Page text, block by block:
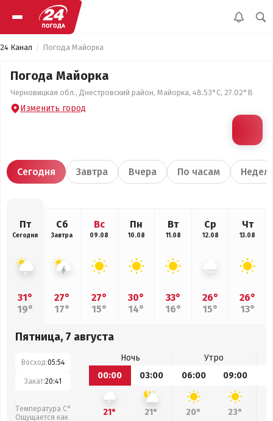
24 Канал Погода Майорка
Погода Майорка
Черновицкая обл., Днестровский район, Майорка, 48.53°С, 27.02°В
Изменить город
Сегодня Завтра Вчера По часам
Пт
Сегодня
31°
19°
Сб
Завтра
27°
17°
Вс
09.08
27°
15°
Пн
10.08
30°
14°
Вт
11.08
33°
16°
Ср
12.08
26°
15°
Чт
13.08
26°
13°
Пятница, 7 августа
Восход:05:54
Закат:20:41
Температура С°
Ощущается как
Ночь
Утро
00:00
03:00 06:00 09:00
21° 21° 20° 23°